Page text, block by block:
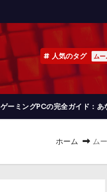
人気のタグ ムー
ゲーミングPCの完全ガイド：あ
ホーム ム